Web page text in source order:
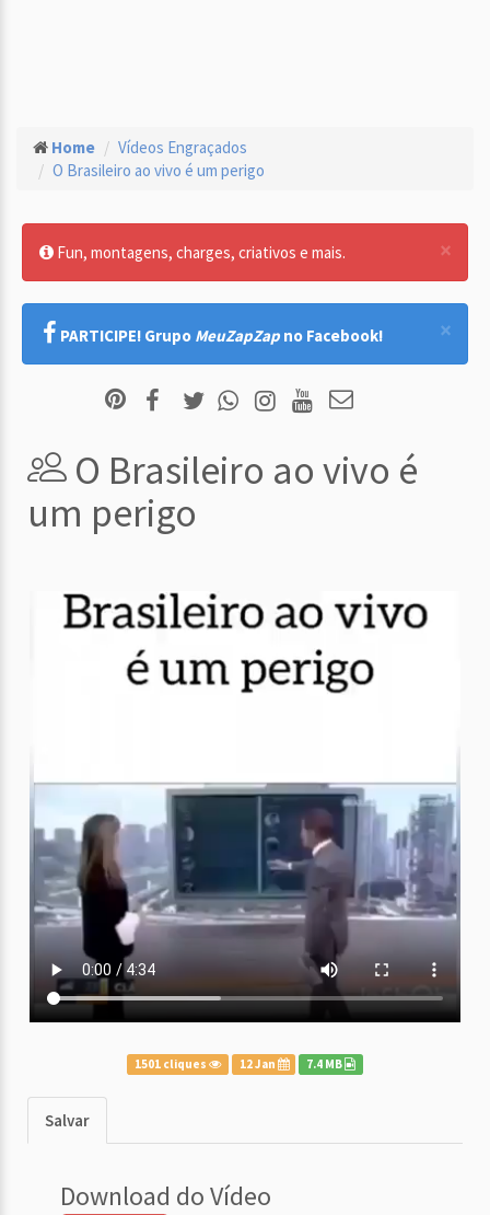
Home
Vídeos Engraçados
O Brasileiro ao vivo é um perigo
×
Fun, montagens, charges, criativos e mais.
×
PARTICIPE! Grupo MeuZapZap no Facebook!
O Brasileiro ao vivo é
um perigo
1501 cliques 12 Jan 7.4 MB
Salvar
Download do Vídeo